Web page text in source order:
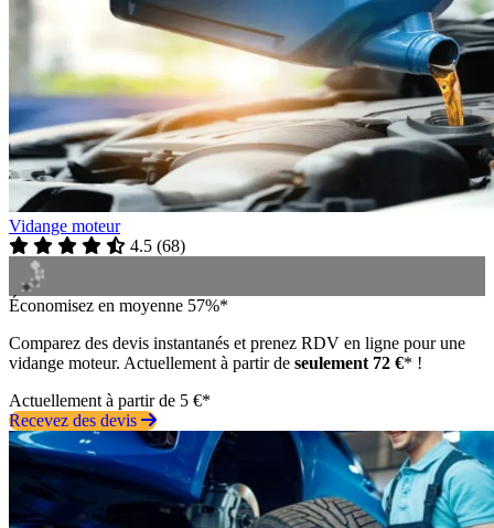
Vidange moteur
4.5 (68)
Économisez en moyenne 57%*
Comparez des devis instantanés et prenez RDV en ligne pour une
vidange moteur. Actuellement à partir de seulement 72 €* !
Actuellement à partir de 5 €*
Recevez des devis